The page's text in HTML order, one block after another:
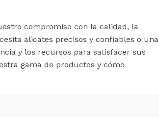
compromiso con la calidad, la
alicates precisos y confiables o una
y los recursos para satisfacer sus
gama de productos y cómo